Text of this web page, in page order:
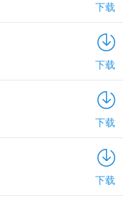
下载
下载
下载
下载